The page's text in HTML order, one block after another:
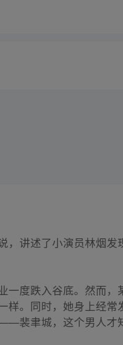
，讲述了小演员林烟
度跌入谷底。然而
。同时，她身上经
裴聿城，这个男人才